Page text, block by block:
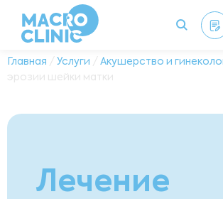
Главная / Услуги / Акушерство и
эрозии шейки матки
Лечение